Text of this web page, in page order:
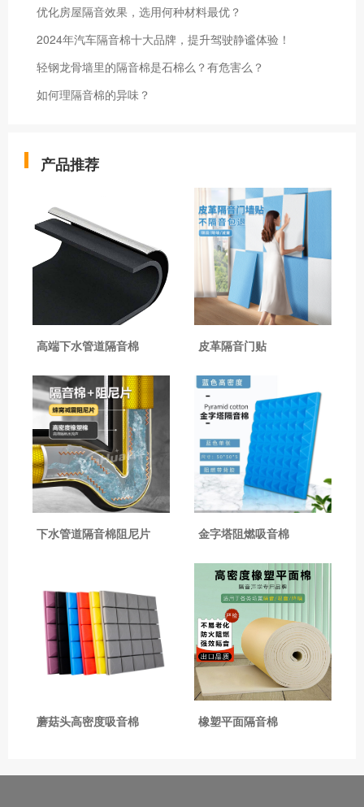
优化房屋隔音效果，选用何种材料最优？
2024年汽车隔音棉十大品牌，提升驾驶静谧体验！
轻钢龙骨墙里的隔音棉是石棉么？有危害么？
如何理隔音棉的异味？
产品推荐
高端下水管道隔音棉 皮革隔音门贴
下水管道隔音棉阻尼片 金字塔阻燃吸音棉
蘑菇头高密度吸音棉 橡塑平面隔音棉